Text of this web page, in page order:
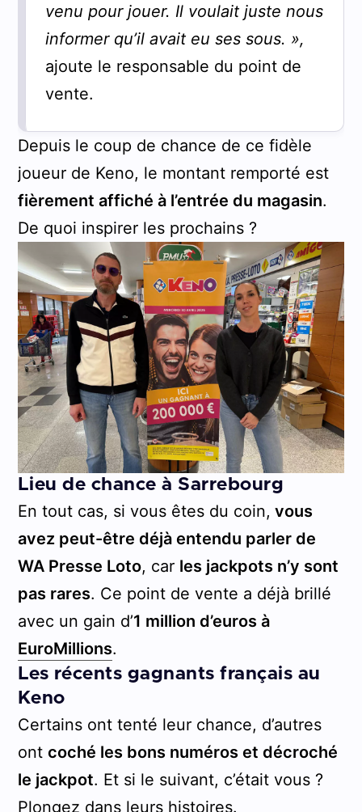
venu pour jouer. Il voulait juste nous
informer qu’il avait eu ses sous. »,
ajoute le responsable du point de
vente.
Depuis le coup de chance de ce fidèle
joueur de Keno, le montant remporté est
fièrement affiché à l’entrée du magasin.
De quoi inspirer les prochains ?
Lieu de chance à Sarrebourg
En tout cas, si vous êtes du coin, vous
avez peut-être déjà entendu parler de
WA Presse Loto, car les jackpots n’y sont
pas rares. Ce point de vente a déjà brillé
avec un gain d’1 million d’euros à
EuroMillions.
Les récents gagnants français au
Keno
Certains ont tenté leur chance, d’autres
ont coché les bons numéros et décroché
le jackpot. Et si le suivant, c’était vous ?
Plongez dans leurs histoires.